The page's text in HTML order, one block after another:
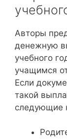
Авторы
денежную
учебного
учащимся
Если
такой
следующие